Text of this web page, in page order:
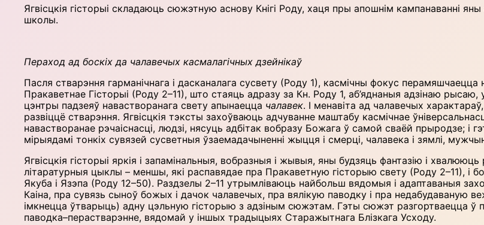
Ягвісцкія гісторыі складаюць сюжэтную аснову Кнігі Роду, хаця пры апошнім кампанаванні
школы.
Пераход ад боскіх да чалавечых касмалагічных дзейнікаў
Пасля стварэння гарманічнага і дасканалага сусвету (Роду 1), касмічны фокус
Пракаветнае Гісторыі (Роду 2–11), што стаяць адразу за Кн. Роду 1, аб’яднаныя адзінаю
цэнтры падзеяў нава­створанага свету апынаецца чалавек. І менавіта ад чалавечых
развіццё стварэння. Ягвісцкія тэксты захоўваюць адчуванне маштабу касмічнае
навастворанае рэчаіснасці, людзі, нясуць адбітак вобразу Божага ў самой сваёй прыродзе; і
мірыядамі тонкіх сувязей сусветныя ўзаемадачыненні жыцця і смерці, чалавека і зямлі,
Ягвісцкія гісторыі яркія і запамінальныя, вобразныя і жывыя, яны будзяць фантазію і
літаратурныя цыклы – меншы, які распавядае пра Пракаветную гісторыю свету (Роду 2–11), і
Якуба і Язэпа (Роду 12–50). Раздзелы 2–11 утрымліваюць найбольш вядомыя і адаптаваныя
Каіна, пра сувязь сыноў божых і дачок чалавечых, пра вялікую паводку і пра недабудаваную
імкнецца ўтварыць) адну цэльную гісторыю з адзіным сюжэтам. Гэты сюжэт разгортваецца ў
паводка–перастварэнне, вядомай у іншых традыцыях Старажытнага Блізкага Усходу.